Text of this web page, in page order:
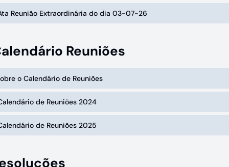
Reunião Extraordinária do dia 03-07-26
Reuniões
o Calendário de Reuniões
de Reuniões 2024
de Reuniões 2025